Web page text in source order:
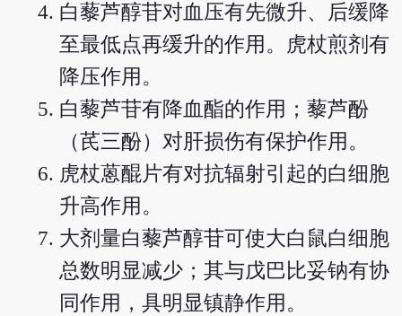
白藜芦醇苷对血压有先微升、后缓降
至最低点再缓升的作用。虎杖煎剂有
降压作用。
白藜芦苷有降血酯的作用；藜芦酚
（芪三酚）对肝损伤有保护作用。
虎杖蒽醌片有对抗辐射引起的白细胞
升高作用。
大剂量白藜芦醇苷可使大白鼠白细胞
总数明显减少；其与戊巴比妥钠有协
同作用，具明显镇静作用。